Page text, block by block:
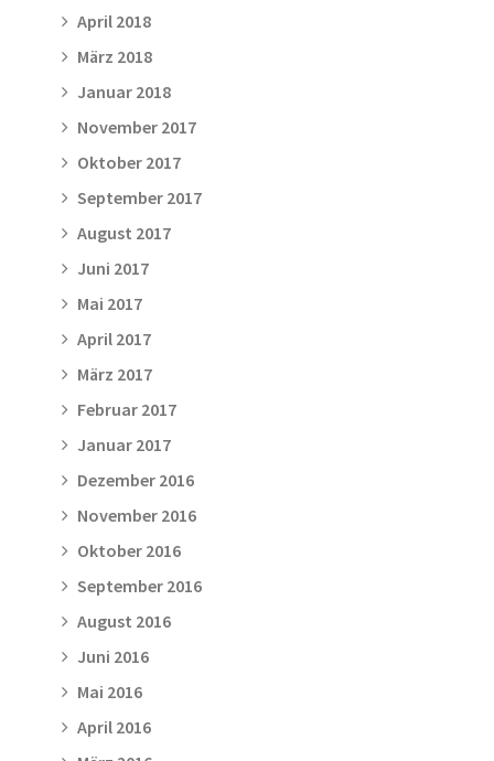
April 2018
März 2018
Januar 2018
November 2017
Oktober 2017
September 2017
August 2017
Juni 2017
Mai 2017
April 2017
März 2017
Februar 2017
Januar 2017
Dezember 2016
November 2016
Oktober 2016
September 2016
August 2016
Juni 2016
Mai 2016
April 2016